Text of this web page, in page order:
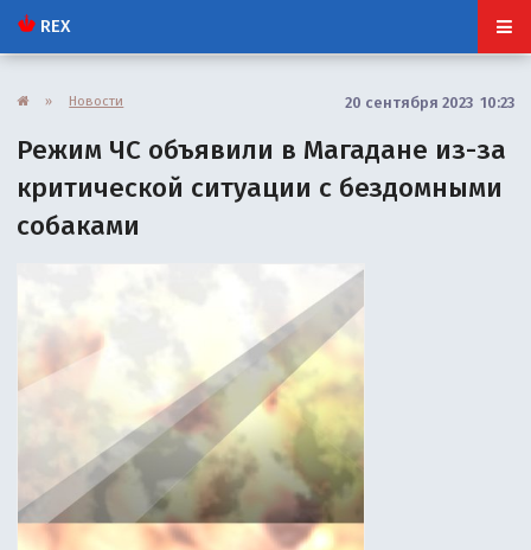
REX
» Новости 20 сентября 2023 10:23
Режим ЧС объявили в Магадане из-за
критической ситуации с бездомными
собаками